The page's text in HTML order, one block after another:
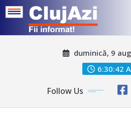
duminică, 9
6:30:44
Follow Us